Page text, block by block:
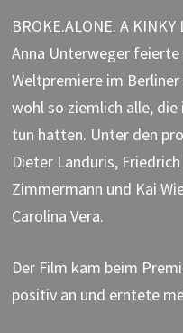
BROKE.ALONE. A
Anna Unterweger feierte
Weltpremiere im Berliner
wohl so ziemlich alle,
tun hatten. Unter den
Dieter Landuris,
Zimmermann und Kai
Carolina Vera.
Der Film kam beim
positiv an und erntete